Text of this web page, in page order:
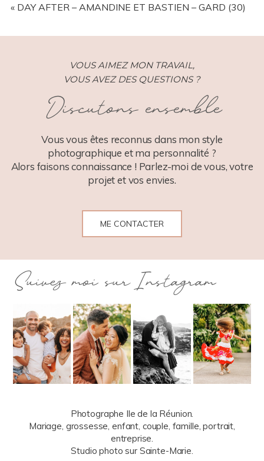
REQUIRED FIELDS ARE MARKED *
« DAY AFTER – AMANDINE ET BASTIEN – GARD (30)
VOUS AIMEZ MON TRAVAIL,
VOUS AVEZ DES QUESTIONS ?
Discutons ensemble
Vous vous êtes reconnus dans mon style
photographique et ma personnalité ?
Alors faisons connaissance ! Parlez-moi de vous, votre
projet et vos envies.
ME CONTACTER
Suivez moi sur Instagram
Photographe Ile de la Réunion.
Mariage, grossesse, enfant, couple, famille, portrait,
entreprise.
Studio photo sur Sainte-Marie.